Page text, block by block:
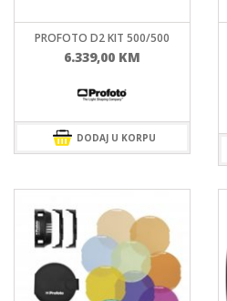
PROFOTO D2 KIT 500/500
6.339,00 KM
DODAJ U KORPU